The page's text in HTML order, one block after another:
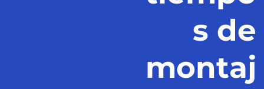
s de
montaj